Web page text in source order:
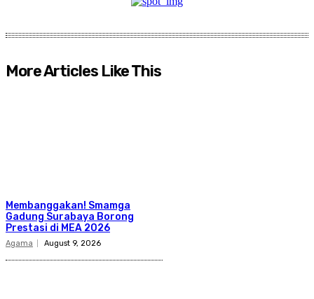
More Articles Like This
Membanggakan! Smamga
Gadung Surabaya Borong
Prestasi di MEA 2026
Agama August 9, 2026